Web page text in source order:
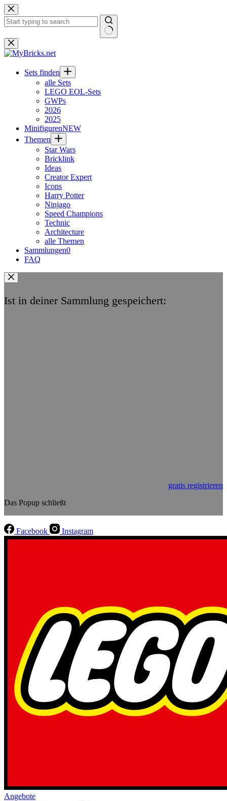
Zum
Inhalt
springen
Keine
Ergebnisse
Sets finden
alle Sets
LEGO EOL-Sets
GWPs
2026
2025
MinifigurenNEW
Themen
Star Wars
Bricklink
Ideas
Creator Expert
Icons
Harry Potter
Ninjago
Speed Champions
Technic
Architecture
alle Themen
Sammlungen0
FAQ
Ist in deiner Sammlung gespeichert:
gratis registrieren
Das Popup schließt
Facebook Instagram
Angebote